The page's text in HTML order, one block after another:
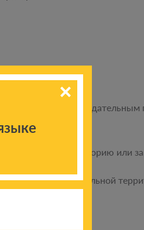
рекомендательным
территорию или
на подконтрольной